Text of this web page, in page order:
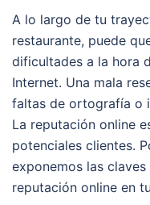
A lo largo de tu
restaurante, puede
dificultades a la hora
Internet. Una mala
faltas de ortografía o
La reputación online
potenciales clientes.
exponemos las
reputación online en